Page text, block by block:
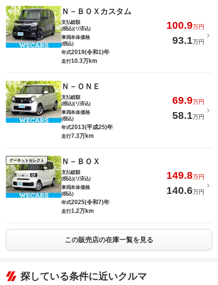
Ｎ－ＢＯＸカスタム
支払総額
(税込)(リ済込)
100.9万円
車両本体価格
(税込)
93.1万円
年式2019(令和1)年
走行10.3万km
Ｎ－ＯＮＥ
支払総額
(税込)(リ済込)
69.9万円
車両本体価格
(税込)
58.1万円
年式2013(平成25)年
走行7.3万km
グーネットセレクト Ｎ－ＢＯＸ
支払総額
(税込)(リ済込)
149.8万円
車両本体価格
(税込)
140.6万円
年式2025(令和7)年
走行1.2万km
この販売店の在庫一覧を見る
探している条件に近いクルマ